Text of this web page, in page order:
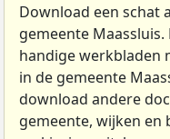
Download een schat
gemeente Maassluis.
handige werkbladen
in de gemeente
download andere
gemeente, wijken en